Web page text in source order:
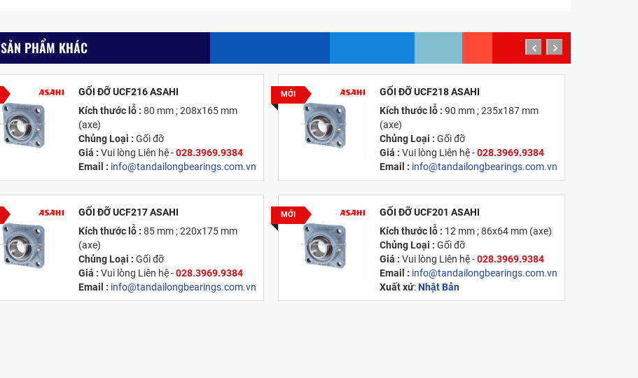
SẢN PHẨM KHÁC
GỐI ĐỠ UCF216 ASAHI
Kích thước lỗ :80 mm ; 208x165 mm
(axe)
Chủng Loại :Gối đỡ
Giá : Vui lòng Liên hệ -028.3969.9384
Email : info@tandailongbearings.com.vn
Xuất xứ:Nhật Bản
GỐI ĐỠ UCF217 ASAHI
Kích thước lỗ :85 mm ; 220x175 mm
(axe)
Chủng Loại :Gối đỡ
Giá : Vui lòng Liên hệ -028.3969.9384
Email : info@tandailongbearings.com.vn
Xuất xứ:Nhật Bản
MỚI
GỐI ĐỠ UCF218 ASAHI
Kích thước lỗ :90 mm ; 235x187 mm
(axe)
Chủng Loại :Gối đỡ
Giá : Vui lòng Liên hệ -028.3969.9384
Email : info@tandailongbearings.com.vn
Xuất xứ:Nhật Bản
MỚI
GỐI ĐỠ UCF201 ASAHI
Kích thước lỗ : 12 mm ; 86x64 mm (axe)
Chủng Loại :Gối đỡ
Giá : Vui lòng Liên hệ -028.3969.9384
Email : info@tandailongbearings.com.vn
Xuất xứ:Nhật Bản
prev next